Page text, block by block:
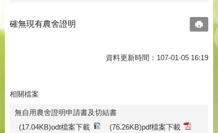
確無現有農舍證明
資料更新時間：107-01-05 16:19
相關檔案
無自用農舍證明申請書及切結書
(17.04KB)odt檔案下載
(76.26KB)pdf檔案下載